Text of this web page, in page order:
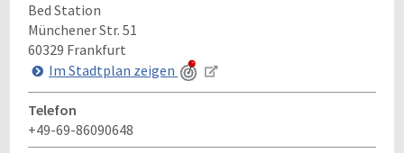
Bed Station
Münchener Str. 51
60329 Frankfurt
Im Stadtplan zeigen
Telefon
+49-69-86090648